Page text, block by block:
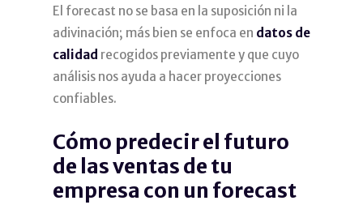
El forecast no se basa en la suposición ni la
adivinación; más bien se enfoca en datos de
calidad recogidos previamente y que cuyo
análisis nos ayuda a hacer proyecciones
confiables.
Cómo predecir el futuro
de las ventas de tu
empresa con un forecast